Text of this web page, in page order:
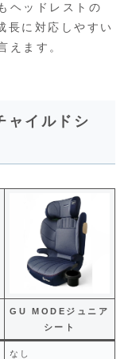
ヘッドレストの
長に対応しやすい
えます。
イルドシ
GU MODEジュニア
シート
なし